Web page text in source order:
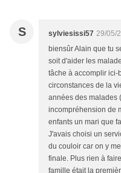
S sylviesissi57 29/05/
biensûr Alain que tu
soit d'aider les
tâche à accomplir ici-
circonstances de la
années des malades
incompréhension de
enfants un mari que
J'avais choisi un
du couloir car on y
finale. Plus rien à
famille était la